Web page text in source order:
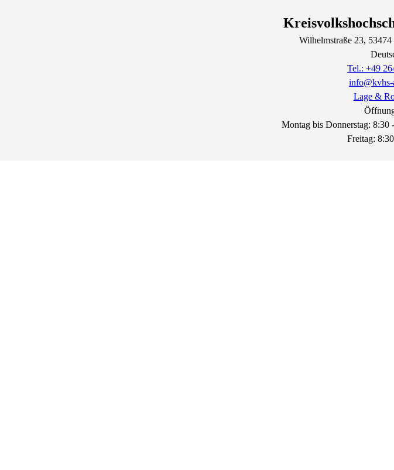
Wilhelmstraße23, 53474
Tel.: +49
Lage &
Montag bis Donnerstag:
Freitag: